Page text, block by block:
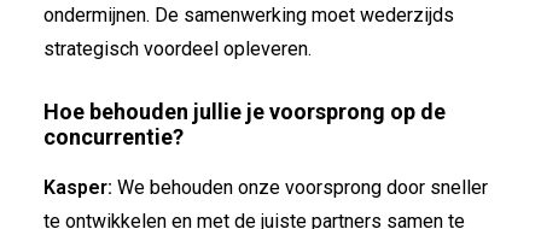
ondermijnen. De samenwerking moet wederzijds
strategisch voordeel opleveren.
Hoe behouden jullie je voorsprong op de
concurrentie?
Kasper: We behouden onze voorsprong door sneller
te ontwikkelen en met de juiste partners samen te